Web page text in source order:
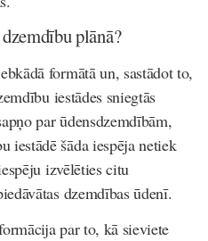
plānā?
formātā un, sastādot to,
iestādes sniegtās
par ūdensdzemdībām,
iestādē šāda iespēja netiek
izvēlēties citu
dzemdības ūdenī.
par to, kā sieviete